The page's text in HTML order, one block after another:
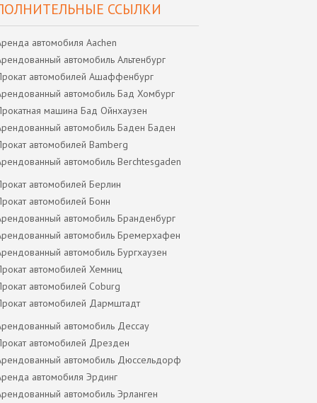
ССЫЛКИ
автомобиля Aachen
автомобиль Альтенбург
автомобилей Ашаффенбург
автомобиль Бад Хомбург
машина Бад Ойнхаузен
автомобиль Баден Баден
автомобилей Bamberg
автомобиль Berchtesgaden
автомобилей Берлин
автомобилей Бонн
автомобиль Бранденбург
автомобиль Бремерхафен
автомобиль Бургхаузен
автомобилей Хемниц
автомобилей Coburg
автомобилей Дармштадт
автомобиль Дессау
автомобилей Дрезден
автомобиль Дюссельдорф
автомобиля Эрдинг
автомобиль Эрланген